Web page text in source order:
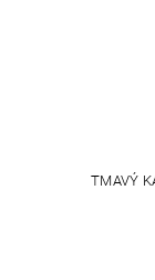
TMAVÝ